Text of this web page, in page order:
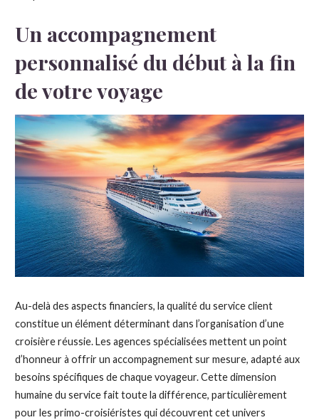
Un accompagnement
personnalisé du début à la fin
de votre voyage
Au-delà des aspects financiers, la qualité du service client
constitue un élément déterminant dans l’organisation d’une
croisière réussie. Les agences spécialisées mettent un point
d’honneur à offrir un accompagnement sur mesure, adapté aux
besoins spécifiques de chaque voyageur. Cette dimension
humaine du service fait toute la différence, particulièrement
pour les primo-croisiéristes qui découvrent cet univers